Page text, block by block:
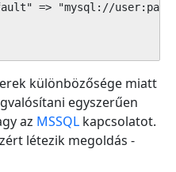
=> "mysql://
különbözősége miatt
egyszerűen
az MSSQL kapcsolatot.
létezik megoldás -